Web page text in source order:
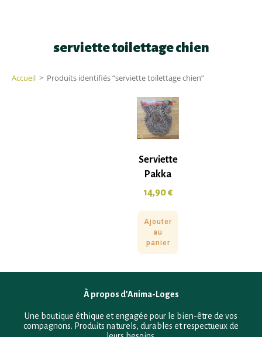
serviette toilettage chien
Accueil > Produits identifiés “serviette toilettage chien”
Serviette
Pakka
14,90€
Ajouter
au
panier
À propos d’Anima-Loges
Une boutique éthique et engagée pour le bien-être de vos
compagnons. Produits naturels, durables et respectueux de